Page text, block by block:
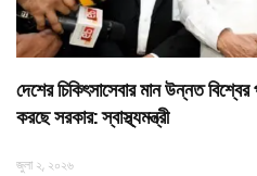
দেশের চিকিৎসাসেবার মান উন্নত
করছে সরকার: স্বাস্থ্যমন্ত্রী
জুলা ২, ২০২৬